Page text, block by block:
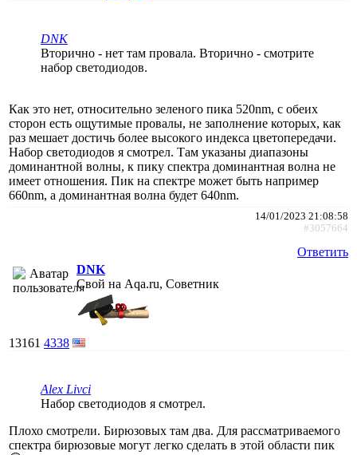
DNK
Вторично - нет там провала. Вторично - смотрите
набор светодиодов.
Как это нет, относительно зеленого пика 520nm, с обеих
сторон есть ощутимые провалы, не заполнение которых, как
раз мешает достичь более высокого индекса цветопередачи.
Набор светодиодов я смотрел. Там указаны диапазоны
доминантной волны, к пику спектра доминантная волна не
имеет отношения. Пик на спектре может быть например
660nm, а доминантная волна будет 640nm.
14/01/2023 21:08:58
#3057664
Ответить
DNK
Свой на Aqa.ru, Советник
13161 4338
Alex Livci
Набор светодиодов я смотрел.
Плохо смотрели. Бирюзовых там два. Для рассматриваемого
спектра бирюзовые могут легко сделать в этой области пик